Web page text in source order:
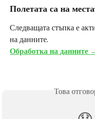
Полетата са на
Следващата стъпка е
на данните.
Обработка на данните
Това